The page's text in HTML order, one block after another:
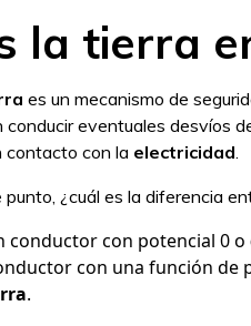
la tierra
es un mecanismo de
conducir eventuales desvíos
contacto con la electricidad.
¿cuál es la diferencia
conductor con potencial 0 o
con una función de
.